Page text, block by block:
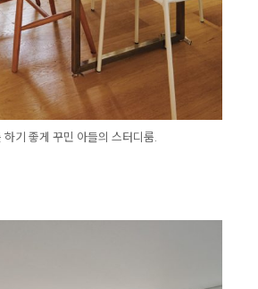
기 좋게 꾸민 아들의 스터디룸.